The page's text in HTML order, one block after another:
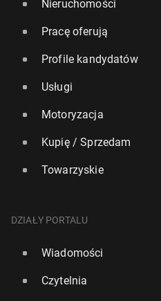
Nieruchomości
Pracę oferują
Profile kandydatów
Usługi
Motoryzacja
Kupię / Sprzedam
Towarzyskie
DZIAŁY PORTALU
Wiadomości
Czytelnia